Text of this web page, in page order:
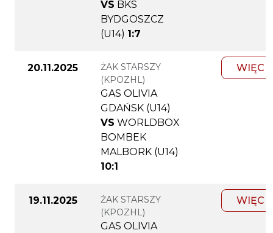
VS BKS
BYDGOSZCZ
(U14) 1:7
20.11.2025
ŻAK STARSZY
(KPOZHL)
GAS OLIVIA
GDAŃSK (U14)
VS WORLDBOX
BOMBEK
MALBORK (U14)
10:1
19.11.2025
ŻAK STARSZY
(KPOZHL)
GAS OLIVIA